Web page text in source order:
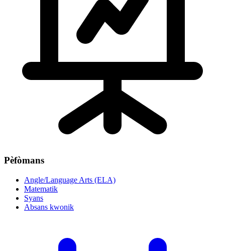
Pèfòmans
Angle/Language Arts (ELA)
Matematik
Syans
Absans kwonik